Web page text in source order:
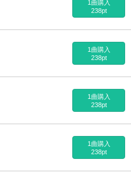
1曲購入
238pt
1曲購入
238pt
1曲購入
238pt
1曲購入
238pt